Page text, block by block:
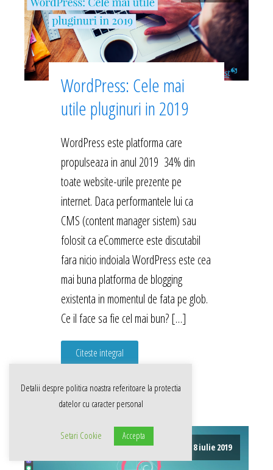
WordPress: Cele mai
utile pluginuri in 2019
WordPress este platforma care
propulseaza in anul 2019 34% din
toate website-urile prezente pe
internet. Daca performantele lui ca
CMS (content manager sistem) sau
folosit ca eCommerce este discutabil
fara nicio indoiala WordPress este cea
mai buna platforma de blogging
existenta in momentul de fata pe glob.
Ce il face sa fie cel mai bun? […]
Citeste integral
8 iulie 2019
Detalii despre politica noastra referitoare la protectia
datelor cu caracter personal
Setari Cookie Accepta